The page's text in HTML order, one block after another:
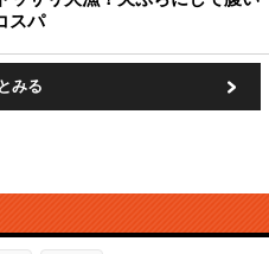
スパ
みる